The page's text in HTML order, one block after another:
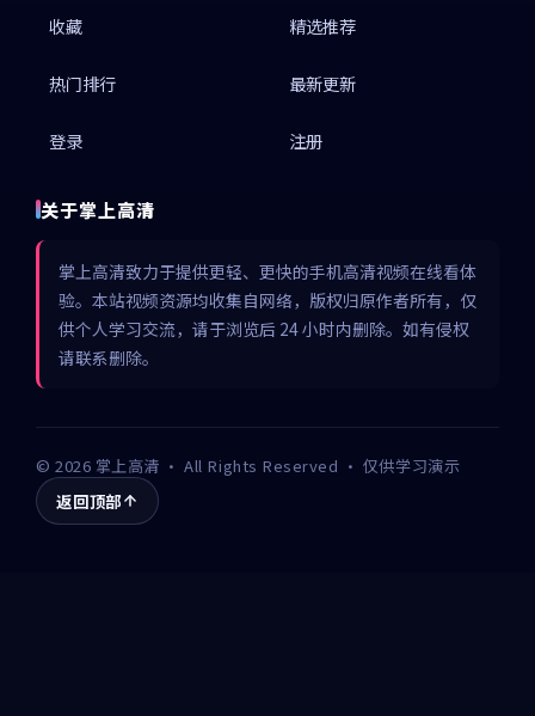
收藏 精选推荐
热门排行 最新更新
登录 注册
关于掌上高清
掌上高清致力于提供更轻、更快的手机高清视频在线看体
验。本站视频资源均收集自网络，版权归原作者所有，仅
供个人学习交流，请于浏览后 24 小时内删除。如有侵权
请联系删除。
©2026 掌上高清 · All Rights Reserved · 仅供学习演示
返回顶部